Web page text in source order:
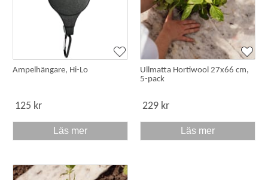
lite sallad i en ampel och häng nära köksdörren eller på
balkongen. Praktiskt, smart och snyggt.
Plantering i ampel - vår, höst och vinter
En ampel kan också planteras för vår, höst och vinter.
övriga växter efter säsong.
På vintern kan man sticka ner lite fina grenar från
barrväxter och kottar för att få en fin komposition.
Ampelhängare, Hi-Lo
125 kr
Läs mer
Ullmatta Hortiwool 27x66 cm,
5-pack
229 kr
Läs mer